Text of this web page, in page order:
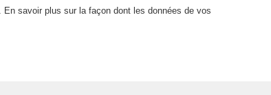
En savoir plus sur la façon dont les données de vos